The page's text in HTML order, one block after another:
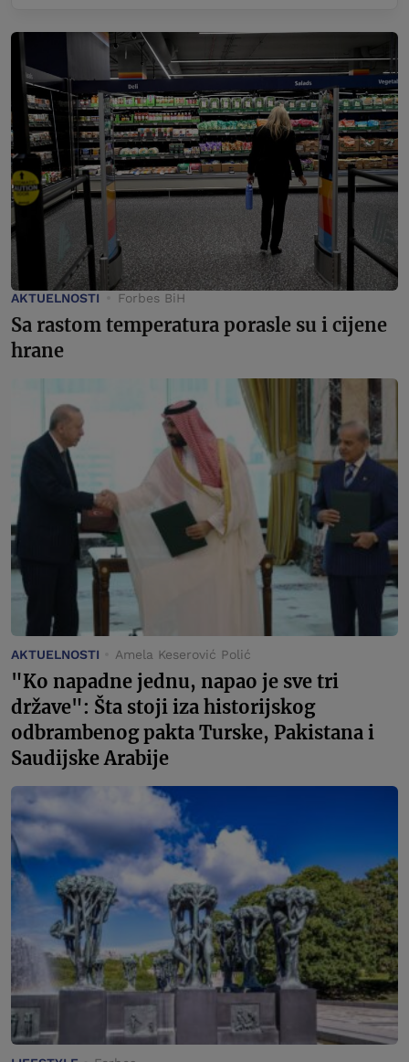
AKTUELNOSTI Forbes BiH
Sa rastom temperatura porasle su i cijene
hrane
AKTUELNOSTI Amela Keserović Polić
"Ko napadne jednu, napao je sve tri
države": Šta stoji iza historijskog
odbrambenog pakta Turske, Pakistana i
Saudijske Arabije